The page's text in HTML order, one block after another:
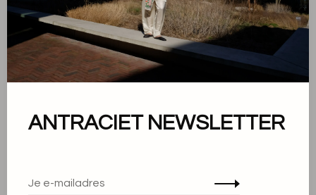
Sorteren op:
Toon 1 - 0 van 0
Over ons
Privacy Policy
ANTRACIET NEWSLETTER